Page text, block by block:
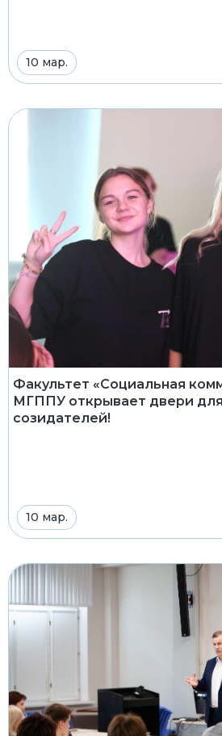
10 мар.
Факультет «Социальная
МГППУ открывает двери
созидателей!
10 мар.